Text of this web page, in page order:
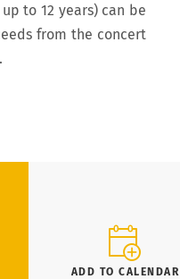
to 12 years) can be
from the concert
.
ADD TO CALENDAR